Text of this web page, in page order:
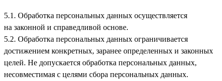
5.1. Обработка персональных данных осуществляется
на законной и справедливой основе.
5.2. Обработка персональных данных ограничивается
достижением конкретных, заранее определенных и законных
целей. Не допускается обработка персональных данных,
несовместимая с целями сбора персональных данных.